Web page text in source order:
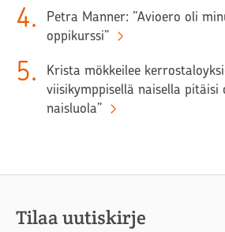
4.
Petra Manner: ”Avioero oli
oppikurssi”
5.
Krista mökkeilee
viisikymppisellä naisella pitäisi
naisluola”
Tilaa uutiskirje